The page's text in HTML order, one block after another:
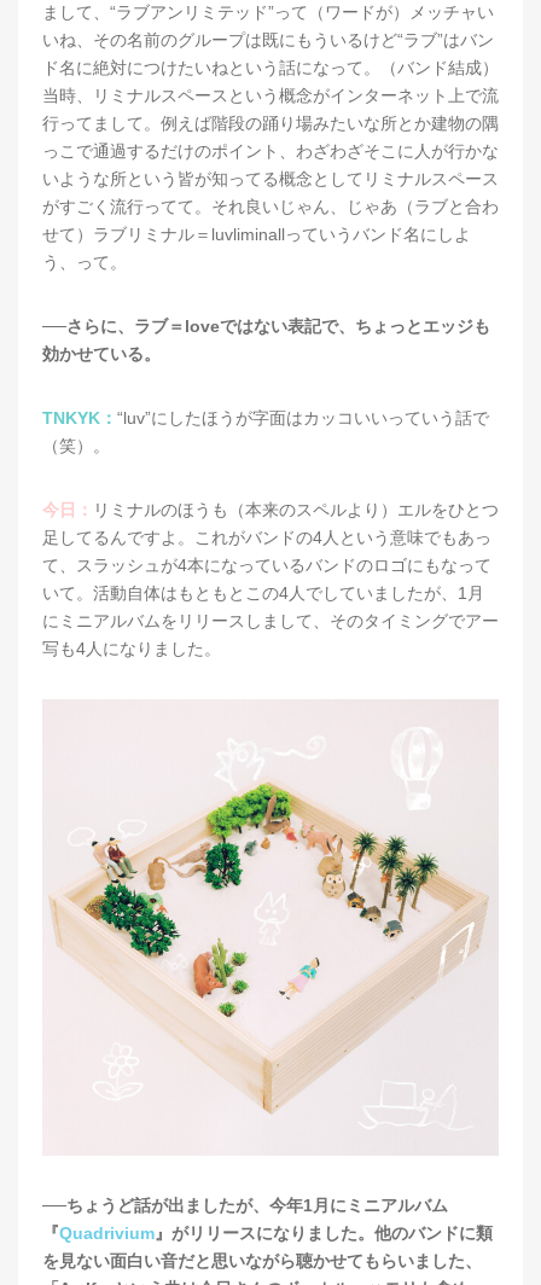
まして、“ラブアンリミテッド”って（ワードが）メッチャい
いね、その名前のグループは既にもういるけど“ラブ”はバン
ド名に絶対につけたいねという話になって。（バンド結成）
当時、リミナルスペースという概念がインターネット上で流
行ってまして。例えば階段の踊り場みたいな所とか建物の隅
っこで通過するだけのポイント、わざわざそこに人が行かな
いような所という皆が知ってる概念としてリミナルスペース
がすごく流行ってて。それ良いじゃん、じゃあ（ラブと合わ
せて）ラブリミナル＝luvliminallっていうバンド名にしよ
う、って。
──さらに、ラブ＝loveではない表記で、ちょっとエッジも
効かせている。
TNKYK： “luv”にしたほうが字面はカッコいいっていう話で
（笑）。
今日： リミナルのほうも（本来のスペルより）エルをひとつ
足してるんですよ。これがバンドの4人という意味でもあっ
て、スラッシュが4本になっているバンドのロゴにもなって
いて。活動自体はもともとこの4人でしていましたが、1月
にミニアルバムをリリースしまして、そのタイミングでアー
写も4人になりました。
──ちょうど話が出ましたが、今年1月にミニアルバム
『Quadrivium 』がリリースになりました。他のバンドに類
を見ない面白い音だと思いながら聴かせてもらいました、